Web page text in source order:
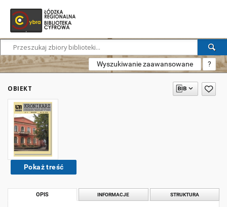
Wyszukiwanie zaawansowane ?
OBIEKT
Pokaż treść
OPIS INFORMACJE STRUKTURA